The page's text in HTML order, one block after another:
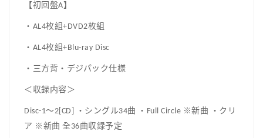
【初回盤A】
・AL4枚組+DVD2枚組
・AL4枚組+Blu-ray Disc
・三方背・デジパック仕様
＜収録内容＞
Disc-1～2[CD] ・シングル34曲 ・Full Circle ※新曲 ・クリ
ア ※新曲 全36曲収録予定